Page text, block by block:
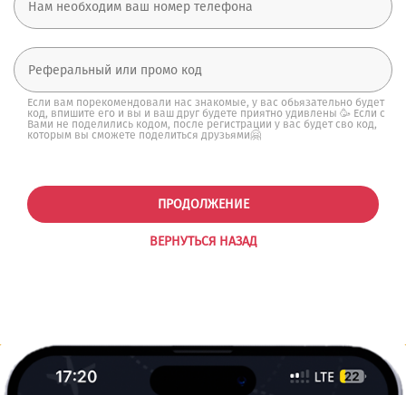
Если вам порекомендовали нас знакомые, у вас обьязательно будет
код, впишите его и вы и ваш друг будете приятно удивлены 🥳 Если с
Вами не поделились кодом, после регистрации у вас будет сво код,
которым вы сможете поделиться друзьями🤗
ВЕРНУТЬСЯ НАЗАД
ПРОДОЛЖЕНИЕ